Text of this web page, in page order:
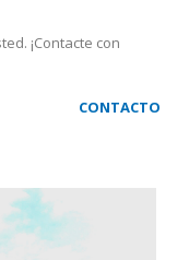
¡Contacte con
CONTACTO